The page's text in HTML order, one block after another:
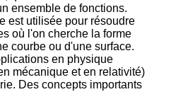
ensemble de fonctions.
est utilisée pour résoudre
où l'on cherche la forme
courbe ou d'une surface.
en physique
mécanique et en relativité)
Des concepts importants